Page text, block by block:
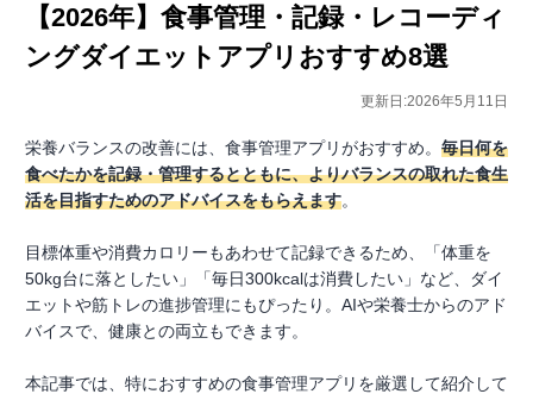
【2026年】食事管理・記録・レコーディ
ングダイエットアプリおすすめ8選
更新日:2026年5月11日
栄養バランスの改善には、食事管理アプリがおすすめ。 毎日何を
食べたかを記録・管理するとともに、よりバランスの取れた食生
活を目指すためのアドバイスをもらえます。
目標体重や消費カロリーもあわせて記録できるため、「体重を
50kg台に落としたい」「毎日300kcalは消費したい」など、ダイ
エットや筋トレの進捗管理にもぴったり。AIや栄養士からのアド
バイスで、健康との両立もできます。
本記事では、特におすすめの食事管理アプリを厳選して紹介して